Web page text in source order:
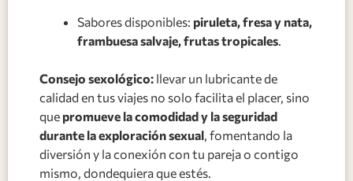
Sabores disponibles: piruleta, fresa y nata,
frambuesa salvaje, frutas tropicales
Consejo sexológico: llevar un lubricante de
calidad en tus viajes no solo facilita el placer, sino
que promueve la comodidad y la seguridad
durante la exploración sexual , fomentando la
diversión y la conexión con tu pareja o contigo
mismo, dondequiera que estés.